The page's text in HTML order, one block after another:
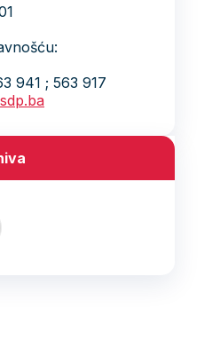
941 ; 563 917